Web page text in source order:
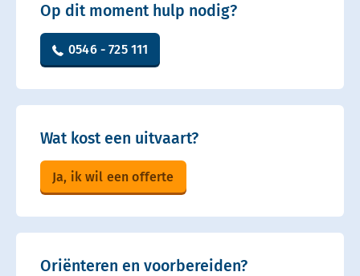
Op dit moment hulp nodig?
0546 - 725 111
Wat kost een uitvaart?
Ja, ik wil een offerte
Oriënteren en voorbereiden?